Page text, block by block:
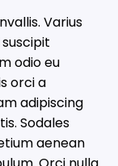
Varius
odio eu
orci a
adipiscing
Sodales
aenean